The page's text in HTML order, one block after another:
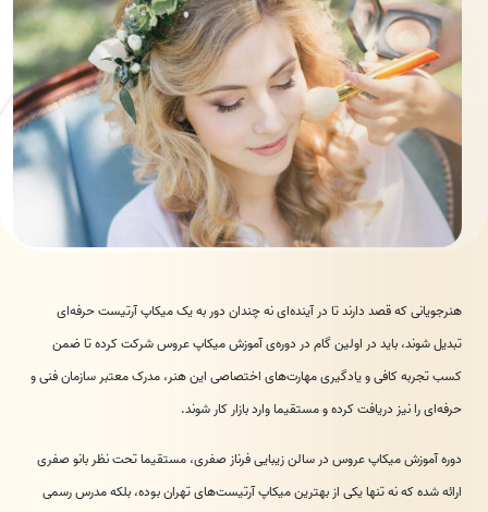
هنرجویانی که قصد دارند تا در آینده‌ای نه چندان دور به یک میکاپ آرتیست حرفه‌ای
تبدیل شوند، باید در اولین گام در دوره‌ی آموزش میکاپ عروس شرکت کرده تا ضمن
کسب تجربه کافی و یادگیری مهارت‌های اختصاصی این هنر، مدرک معتبر سازمان فنی و
حرفه‌ای را نیز دریافت کرده و مستقیما وارد بازار کار شوند.
دوره آموزش میکاپ عروس در سالن زیبایی فرناز صفری، مستقیما تحت نظر بانو صفری
ارائه شده که نه تنها یکی از بهترین میکاپ آرتیست‌های تهران بوده، بلکه مدرس رسمی